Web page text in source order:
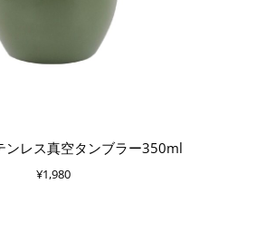
ンレス真空タンブラー350ml
¥1,980